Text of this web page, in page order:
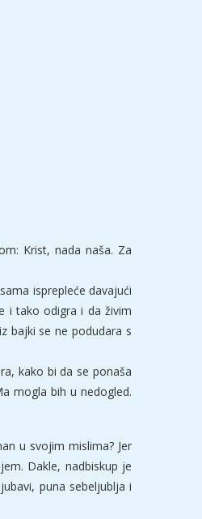
Krist, nada naša. Za
isprepleće davajući
i tako odigra i da živim
bajki se ne podudara s
kako bi da se ponaša
mogla bih u nedogled.
u svojim mislima? Jer
Dakle, nadbiskup je
puna sebeljublja i